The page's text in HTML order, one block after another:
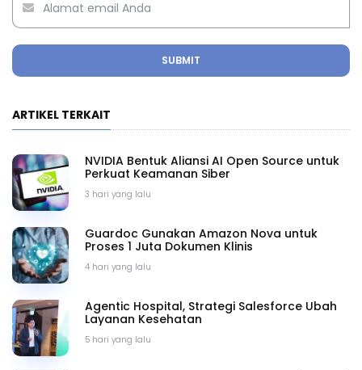
SUBMIT
ARTIKEL TERKAIT
3 hari yang lalu
NVIDIA Bentuk Aliansi AI Open Source untuk
Perkuat Keamanan Siber
4 hari yang lalu
Guardoc Gunakan Amazon Nova untuk
Proses 1 Juta Dokumen Klinis
5 hari yang lalu
Agentic Hospital, Strategi Salesforce Ubah
Layanan Kesehatan